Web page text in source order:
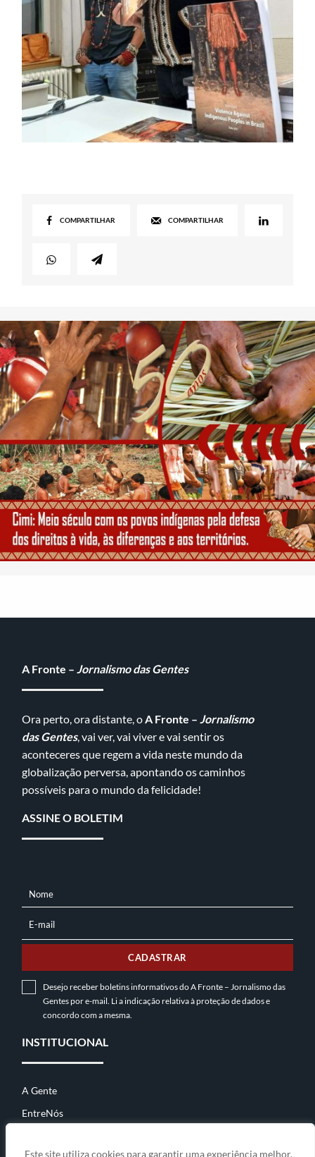
Este site utiliza cookies para garantir uma experiência melhor.
COMPARTILHAR COMPARTILHAR
A Fronte – Jornalismo das Gentes
Ora perto, ora distante, oA Fronte – Jornalismo
das Gentes, vai ver, vai viver e vai sentir os
aconteceres que regem a vida neste mundo da
globalização perversa, apontando os caminhos
possíveis para o mundo da felicidade!
ASSINE O BOLETIM
NOME
Nome
MAIL
E-mail
CADASTRAR
Desejo receber boletins informativos do A Fronte – Jornalismo das
Gentes por e-mail. Li a indicação relativa àproteção de dadose
concordo com a mesma.
INSTITUCIONAL
A Gente
EntreNós